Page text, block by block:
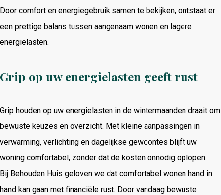
Door comfort en energiegebruik samen te bekijken, ontstaat er
een prettige balans tussen aangenaam wonen en lagere
energielasten.
Grip op uw energielasten geeft rust
Grip houden op uw energielasten in de wintermaanden draait om
bewuste keuzes en overzicht. Met kleine aanpassingen in
verwarming, verlichting en dagelijkse gewoontes blijft uw
woning comfortabel, zonder dat de kosten onnodig oplopen.
Bij Behouden Huis geloven we dat comfortabel wonen hand in
hand kan gaan met financiële rust. Door vandaag bewuste